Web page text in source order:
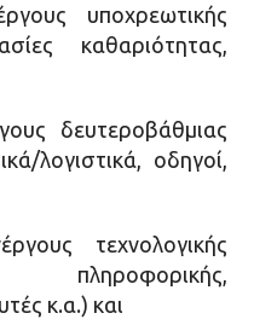
υποχρεωτικής
καθαριότητας,
δευτεροβάθμιας
λογιστικά, οδηγοί,
τεχνολογικής
πληροφορικής,
κ.α.) και